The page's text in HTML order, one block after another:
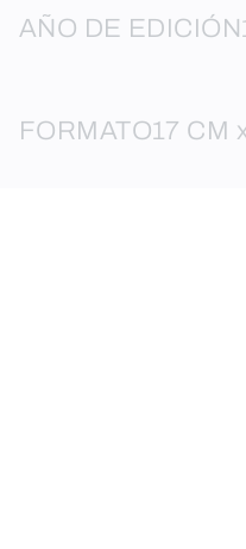
AÑO DE EDICIÓN
FORMATO17 CM